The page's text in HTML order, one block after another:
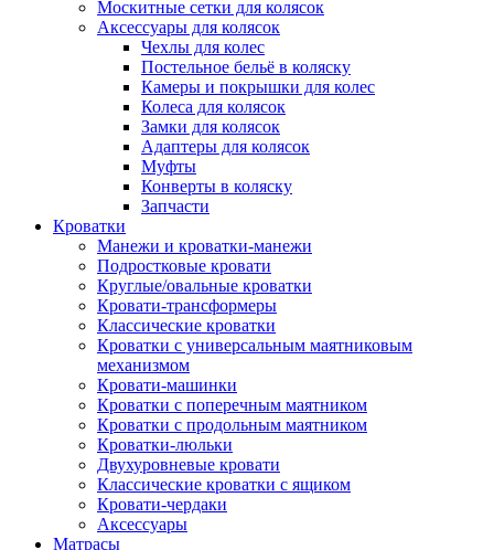
Москитные сетки для колясок
Аксессуары для колясок
Чехлы для колес
Постельное бельё в коляску
Камеры и покрышки для колес
Колеса для колясок
Замки для колясок
Адаптеры для колясок
Муфты
Конверты в коляску
Запчасти
Кроватки
Манежи и кроватки-манежи
Подростковые кровати
Круглые/овальные кроватки
Кровати-трансформеры
Классические кроватки
Кроватки с универсальным маятниковым
механизмом
Кровати-машинки
Кроватки с поперечным маятником
Кроватки с продольным маятником
Кроватки-люльки
Двухуровневые кровати
Классические кроватки с ящиком
Кровати-чердаки
Аксессуары
Матрасы